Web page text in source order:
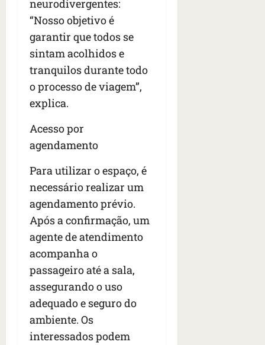
neurodivergentes:
“Nosso objetivo é
garantir que todos se
sintam acolhidos e
tranquilos durante todo
o processo de viagem”,
explica.
Acesso por
agendamento
Para utilizar o espaço, é
necessário realizar um
agendamento prévio.
Após a confirmação, um
agente de atendimento
acompanha o
passageiro até a sala,
assegurando o uso
adequado e seguro do
ambiente. Os
interessados podem